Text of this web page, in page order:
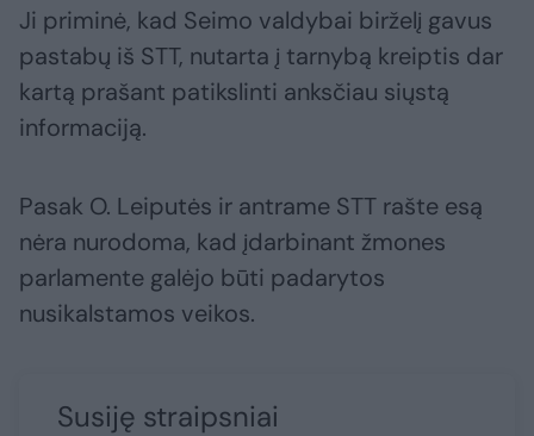
Ji priminė, kad Seimo valdybai birželį gavus
pastabų iš STT, nutarta į tarnybą kreiptis dar
kartą prašant patikslinti anksčiau siųstą
informaciją.
Pasak O. Leiputės ir antrame STT rašte esą
nėra nurodoma, kad įdarbinant žmones
parlamente galėjo būti padarytos
nusikalstamos veikos.
Susiję straipsniai